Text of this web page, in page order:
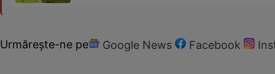
Urmărește-ne pe Google News Facebook